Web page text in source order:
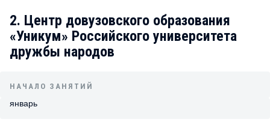
2. Центр довузовского образования
«Уникум» Российского университета
дружбы народов
НАЧАЛО ЗАНЯТИЙ
январь